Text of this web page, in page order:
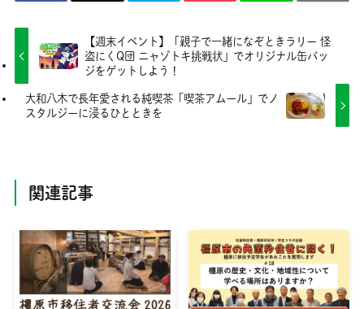
【週末イベント】「親子で一緒になぞときラリー 怪
盗にくQ団 ニャゾトキ挑戦状」でオリジナル缶バッ
ジをゲットしよう！
大和八木で長年愛される純喫茶「喫茶アムール」でノ
スタルジーに浸るひとときを
関連記事